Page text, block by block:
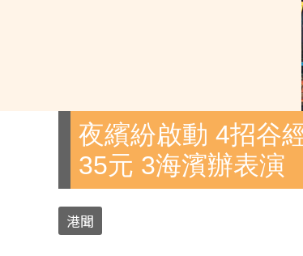
夜繽紛啟動 4招谷
35元 3海濱辦表演
港聞